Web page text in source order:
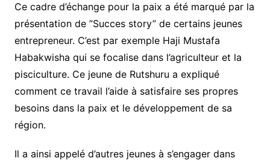
Ce cadre d’échange pour la paix a été marqué par la
présentation de ”Succes story” de certains jeunes
entrepreneur. C’est par exemple Haji Mustafa
Habakwisha qui se focalise dans l’agriculteur et la
pisciculture. Ce jeune de Rutshuru a expliqué
comment ce travail l’aide à satisfaire ses propres
besoins dans la paix et le développement de sa
région.
Il a ainsi appelé d’autres jeunes à s’engager dans